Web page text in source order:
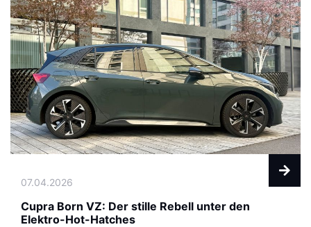
07.04.2026
Cupra Born VZ: Der stille Rebell unter den
Elektro-Hot-Hatches